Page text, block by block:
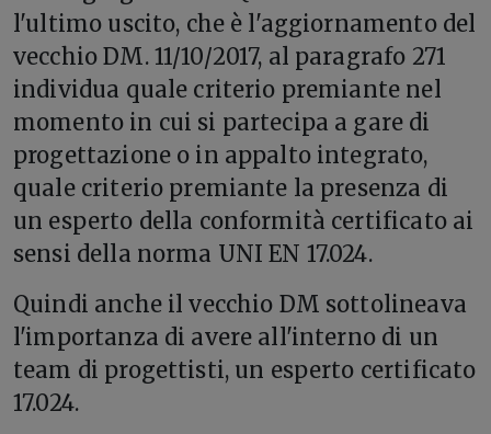
l'ultimo uscito, che è l'aggiornamento del
vecchio DM. 11/10/2017, al paragrafo 271
individua quale criterio premiante nel
momento in cui si partecipa a gare di
progettazione o in appalto integrato,
quale criterio premiante la presenza di
un esperto della conformità certificato ai
sensi della norma UNI EN 17.024.
Quindi anche il vecchio DM sottolineava
l'importanza di avere all'interno di un
team di progettisti, un esperto certificato
17.024.